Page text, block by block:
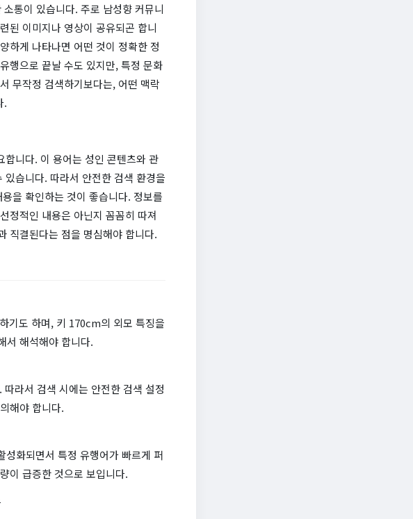
통이 있습니다. 주로 남성향 커뮤니
된 이미지나 영상이 공유되곤 합니
하게 나타나면 어떤 것이 정확한 정
행으로 끝날 수도 있지만, 특정 문화
무작정 검색하기보다는, 어떤 맥락
.
니다. 이 용어는 성인 콘텐츠와 관
습니다. 따라서 안전한 검색 환경을
을 확인하는 것이 좋습니다. 정보를
정적인 내용은 아닌지 꼼꼼히 따져
직결된다는 점을 명심해야 합니다.
기도 하며, 키 170cm의 외모 특징을
서 해석해야 합니다.
라서 검색 시에는 안전한 검색 설정
해야 합니다.
화되면서 특정 유행어가 빠르게 퍼
이 급증한 것으로 보입니다.